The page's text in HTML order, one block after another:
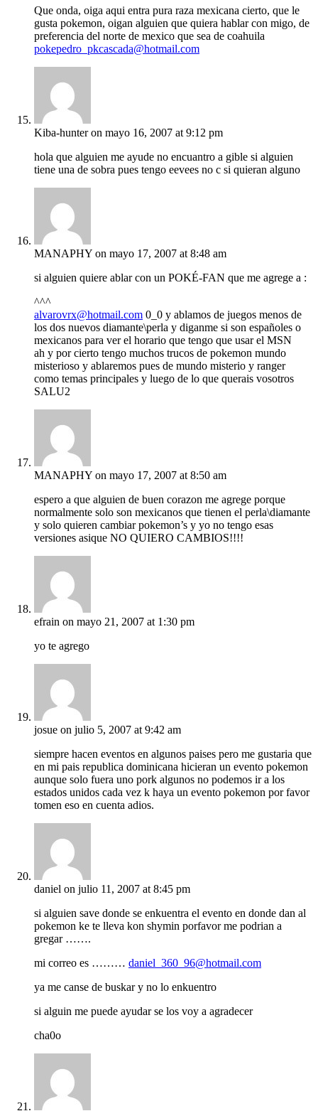
Que onda, oiga aqui entra pura raza mexicana cierto, que le
gusta pokemon, oigan alguien que quiera hablar con migo, de
preferencia del norte de mexico que sea de coahuila
pokepedro_pkcascada@hotmail.com
Kiba-hunter on mayo 16, 2007 at 9:12 pm
hola que alguien me ayude no encuantro a gible si alguien
tiene una de sobra pues tengo eevees no c si quieran alguno
MANAPHY on mayo 17, 2007 at 8:48 am
si alguien quiere ablar con un POKÉ-FAN que me agrege a :
^^^
alvarovrx@hotmail.com 0_0 y ablamos de juegos menos de
los dos nuevos diamante\perla y diganme si son españoles o
mexicanos para ver el horario que tengo que usar el MSN
ah y por cierto tengo muchos trucos de pokemon mundo
misterioso y ablaremos pues de mundo misterio y ranger
como temas principales y luego de lo que querais vosotros
SALU2
MANAPHY on mayo 17, 2007 at 8:50 am
espero a que alguien de buen corazon me agrege porque
normalmente solo son mexicanos que tienen el perla\diamante
y solo quieren cambiar pokemon’s y yo no tengo esas
versiones asique NO QUIERO CAMBIOS!!!!
efrain on mayo 21, 2007 at 1:30 pm
yo te agrego
josue on julio 5, 2007 at 9:42 am
siempre hacen eventos en algunos paises pero me gustaria que
en mi pais republica dominicana hicieran un evento pokemon
aunque solo fuera uno pork algunos no podemos ir a los
estados unidos cada vez k haya un evento pokemon por favor
tomen eso en cuenta adios.
daniel on julio 11, 2007 at 8:45 pm
si alguien save donde se enkuentra el evento en donde dan al
pokemon ke te lleva kon shymin porfavor me podrian a
gregar …….
mi correo es ……… daniel_360_96@hotmail.com
ya me canse de buskar y no lo enkuentro
si alguin me puede ayudar se los voy a agradecer
cha0o